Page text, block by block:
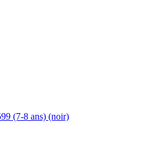
(7-8 ans) (noir)